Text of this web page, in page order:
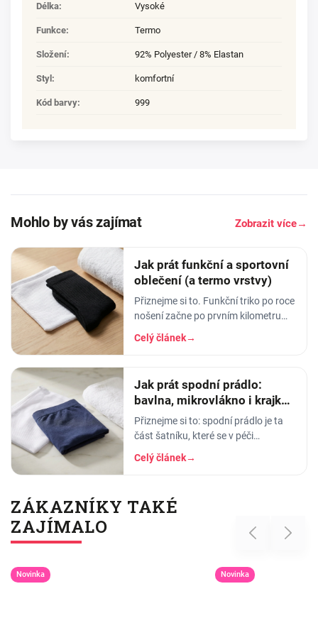
Délka: Vysoké
Funkce: Termo
Složení: 92% Polyester / 8% Elastan
Styl : komfortní
Kód barvy: 999
Mohlo by vás zajímat Zobrazit více→
Jak prát funkční a sportovní
oblečení (a termo vrstvy)
Přiznejme si to. Funkční triko po roce
nošení začne po prvním kilometru
smrdět tak, že ho radši věšíte na
balkon než do skříně. Termoprádlo…
Celý článek→
Jak prát spodní prádlo:
bavlna, mikrovlákno i krajka,
aby vydrželo
Přiznejme si to: spodní prádlo je ta
část šatníku, které se v péči
věnujeme nejmíň. Hodíme ho do
pračky se vším ostatním, dáme
Celý článek→
ZÁKAZNÍKY TAKÉ
ZAJÍMALO
Previous
Novinka Novinka
Next